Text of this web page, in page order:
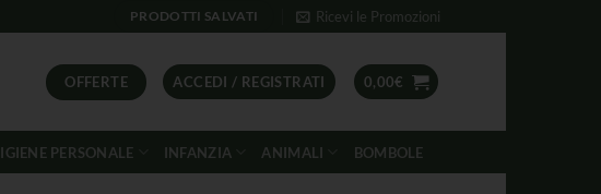
PRODOTTI SALVATI Ricevi le Promozioni
OFFERTE ACCEDI / REGISTRATI 0,00€
IGIENE PERSONALE INFANZIA ANIMALI BOMBOLE